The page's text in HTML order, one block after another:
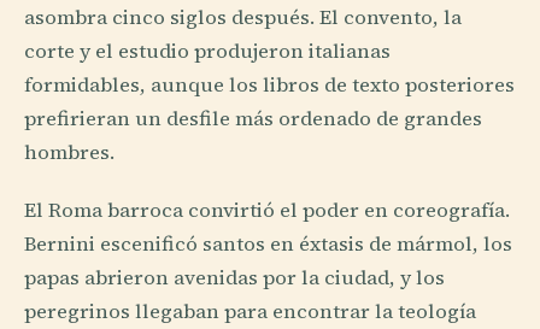
asombra cinco siglos después. El convento, la
corte y el estudio produjeron italianas
formidables, aunque los libros de texto posteriores
prefirieran un desfile más ordenado de grandes
hombres.
El Roma barroca convirtió el poder en coreografía.
Bernini escenificó santos en éxtasis de mármol, los
papas abrieron avenidas por la ciudad, y los
peregrinos llegaban para encontrar la teología